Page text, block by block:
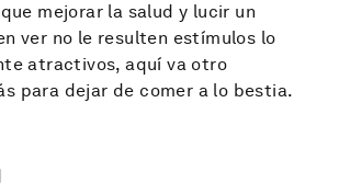
mejorar la salud y lucir un
ver no le resulten estímulos lo
atractivos, aquí va otro
para dejar de comer a lo bestia.